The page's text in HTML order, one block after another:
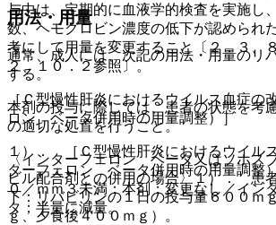
与中は、定期的に血液学的検査を実施し
数、ヘモグロビン濃度の低下が認められ
考にして用量を変更すること〔２．３、
２、１０．２参照〕。
［Ｃ型慢性肝炎におけるウイルス血症の
ロン ベータ併用時の用量調整）］
１）． ［Ｃ型慢性肝炎におけるウイル
ターフェロン ベータ併用時の用量調整
０／ｍｍ３未満：本剤；変更なし／イ
タ；半量に減量。
用法・用量
通常、成人には、次記の用法・用量のリ
する。
本剤の投与に際しては、患者の状態を考
の適切な処置を行うこと。
〈インターフェロン ベータ又はソホス
ビル配合剤との併用の場合〉１）． 患
下：リバビリンの１日の投与量６００ｍ
ｇ、夕食後４００ｍｇ）。